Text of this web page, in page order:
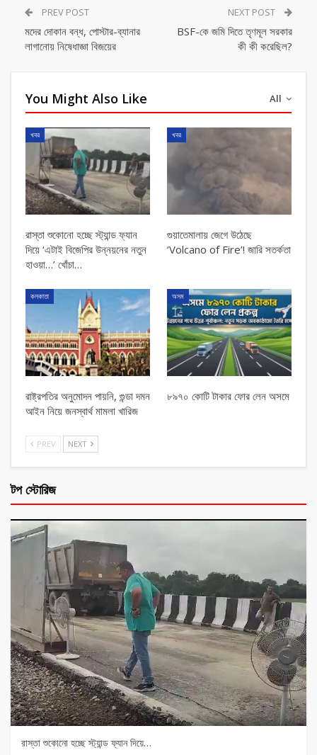
PREV POST
মদের দোকান বন্ধ, পোস্টার-ব্যানার
লাগানোয় নিষেধাজ্ঞা বিজয়ের
NEXT POST
BSF-কে জমি দিতে তৃণমূল সরকার
কী কী করেছিল?
All
You Might Also Like
খবর
রাস্তা শুকোনো হচ্ছে স্ট্যান্ড ফ্যান
দিয়ে ‘এটাই বিজেপির উন্নয়নের নতুন
হাওয়া…’ খোঁচা…
খবর
গুয়াতেমালায় জেগে উঠেছে
‘Volcano of Fire’! জারি সতর্কতা
কলকাতা
রাষ্ট্রপতির অনুমোদন পায়নি, গুন্ডা দমন
আইন নিয়ে জনস্বার্থ মামলা খারিজ
অসম
৮৯৭০ কোটি টাকার ফোর লেন অসমে
PREV NEXT
টপ স্টোরিজ
রাস্তা শুকোনো হচ্ছে স্ট্যান্ড ফ্যান দিয়ে…